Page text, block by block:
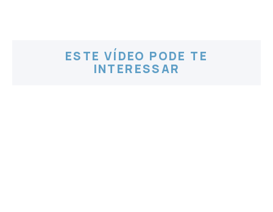
ESTE VÍDEO PODE TE
INTERESSAR